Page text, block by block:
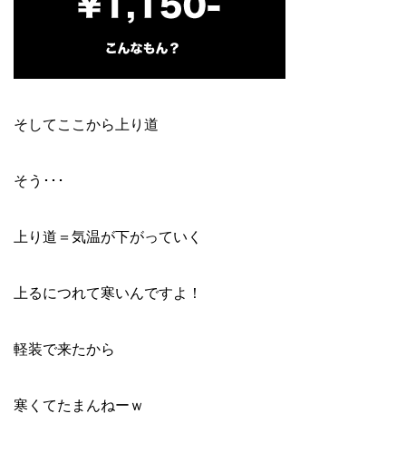
そしてここから上り道
そう･･･
上り道＝気温が下がっていく
上るにつれて寒いんですよ！
軽装で来たから
寒くてたまんねーｗ